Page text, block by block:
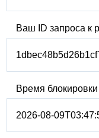
Ваш ID запроса к
Время
2026-08-